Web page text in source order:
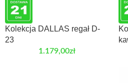
Kolekcja DALLAS regał D-
23
1.179,00zł